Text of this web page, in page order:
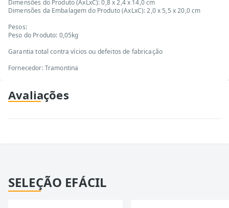
Dimensões do Produto (AxLxC): 0,8 x 2,4 x 14,0 cm
Dimensões da Embalagem do Produto (AxLxC): 2,0 x 5,5 x 20,0 cm
Pesos:
Peso do Produto: 0,05kg
Garantia total contra vícios ou defeitos de fabricação
Fornecedor: Tramontina
Avaliações
SELEÇÃO EFÁCIL